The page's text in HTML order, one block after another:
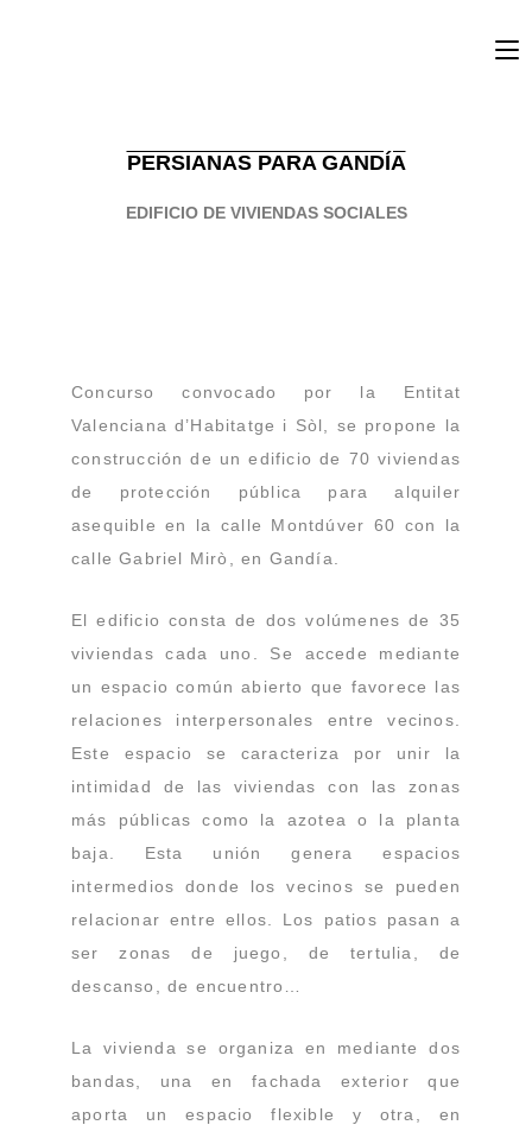
PERSIANAS PARA GANDÍA
EDIFICIO DE VIVIENDAS SOCIALES
Concurso convocado por la Entitat
Valenciana d’Habitatge i Sòl, se propone la
construcción de un edificio de 70 viviendas
de protección pública para alquiler
asequible en la calle Montdúver 60 con la
calle Gabriel Mirò, en Gandía.
El edificio consta de dos volúmenes de 35
viviendas cada uno. Se accede mediante
un espacio común abierto que favorece las
relaciones interpersonales entre vecinos.
Este espacio se caracteriza por unir la
intimidad de las viviendas con las zonas
más públicas como la azotea o la planta
baja. Esta unión genera espacios
intermedios donde los vecinos se pueden
relacionar entre ellos. Los patios pasan a
ser zonas de juego, de tertulia, de
descanso, de encuentro…
La vivienda se organiza en mediante dos
bandas, una en fachada exterior que
aporta un espacio flexible y otra, en